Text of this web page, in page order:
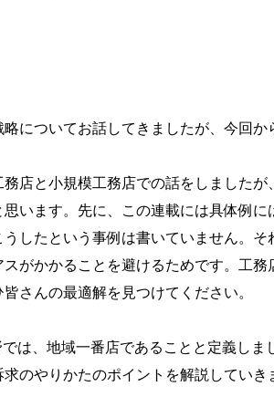
についてお話してきましたが、今回
店と小規模工務店での話をしました
います。先に、この連載には具体例に
したという事例は書いていません。
スがかかることを避けるためです。工
さんの最適解を見つけてください。
は、地域一番店であることと定義しま
のやりかたのポイントを解説していき